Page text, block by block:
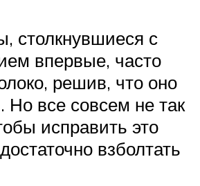
столкнувшиеся с
впервые, часто
решив, что оно
Но все совсем не так
исправить это
взболтать